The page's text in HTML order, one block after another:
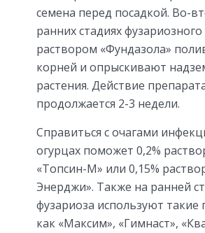
семена перед посадкой. Во-
ранних стадиях
раствором «Фундазола»
корней и опрыскивают
растения. Действие
продолжается 2-3 недели.
Справиться с очагами
огурцах поможет 0,2%
«Топсин-М» или 0,15%
Энерджи». Также на ранней
фузариоза используют такие
как «Максим», «Гимнаст»,